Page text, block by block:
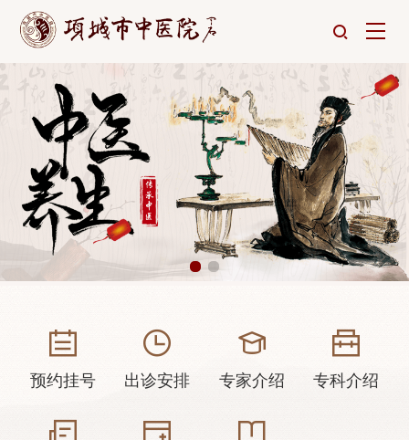
预约挂号 出诊安排 专家介绍 专科介绍